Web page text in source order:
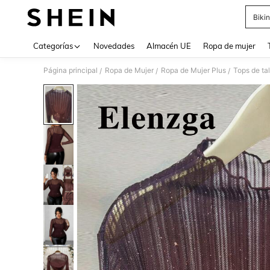
Categorías Novedades Almacén UE Ropa de mujer
Página principal / Ropa de Mujer / Ropa de Mujer Plus / Tops de